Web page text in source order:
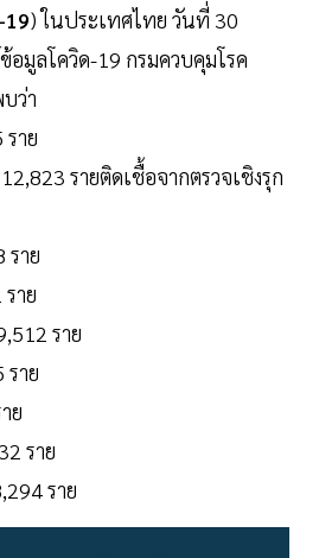
19) ในประเทศไทย วันที่ 30
อมูลโควิด-19 กรมควบคุมโรค
ว่า
าย
รายติดเชื้อจากตรวจเชิงรุก
ราย
าย
ราย
าย
ย
ราย
ราย